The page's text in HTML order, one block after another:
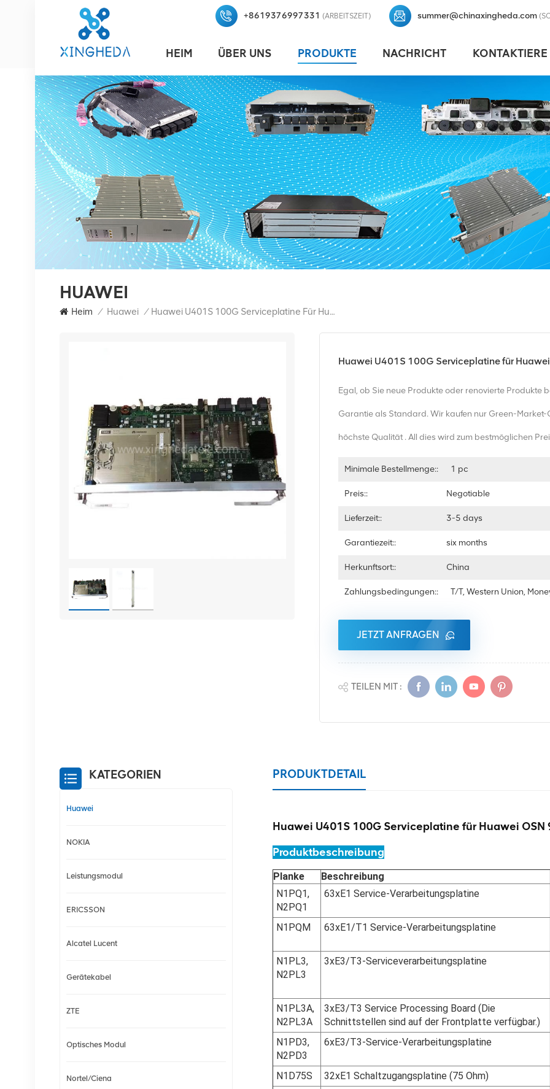
+8619376997331 (ARBEITSZEIT) summer@chinaxingheda.com
HEIM ÜBER UNS PRODUKTE NACHRICHT KONTAKTIERE
HUAWEI
Heim / Huawei / Huawei U401S 100G Serviceplatine Für Huawei OSN 9800
Huawei U401S 100G Serviceplatine für
Egal, ob Sie neue Produkte oder renovierte Produkte
Garantie als Standard. Wir kaufen nur Green-
höchste Qualität . All dies wird zum bestmöglichen
Minimale Bestellmenge:: 1 pc
Preis:: Negotiable
Lieferzeit:: 3-5 days
Garantiezeit:: six months
Herkunftsort:: China
Zahlungsbedingungen:: T/T, Western Union,
JETZT ANFRAGEN
TEILEN MIT :
PRODUKTDETAIL
Huawei U401S 100G Serviceplatine für Huawei OSN
Produktbeschreibung
Planke Beschreibung
N1PQ1,
N2PQ1
63xE1 Service-Verarbeitungsplatine
N1PQM
63xE1/T1 Service-Verarbeitungsplatine
N1PL3,
N2PL3
3xE3/T3-Serviceverarbeitungsplatine
N1PL3A,
N2PL3A
3xE3/T3 Service Processing Board (Die
Schnittstellen sind auf der Frontplatte verfügbar.)
N1PD3,
N2PD3
6xE3/T3-Service-Verarbeitungsplatine
N1D75S
32xE1 Schaltzugangsplatine (75 Ohm)
KATEGORIEN
Huawei
NOKIA
Leistungsmodul
ERICSSON
Alcatel Lucent
Gerätekabel
ZTE
Optisches Modul
Nortel/Ciena